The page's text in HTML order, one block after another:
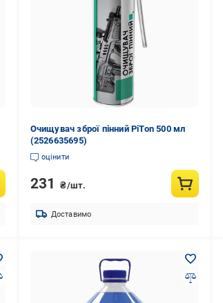
Очищувач зброї пінний PiTon 500 мл
(2526635695)
оцінити
231 ₴/шт.
Доставимо